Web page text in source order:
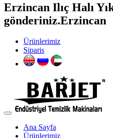
Erzincan Ilıç Halı
gönderiniz.Erzincan
Ürünlerimiz
Siparis
Ana Sayfa
Ürünlerimiz